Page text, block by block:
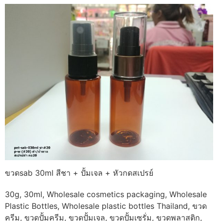
ขวดsab 30ml สีชา + ปั้มเจล + หัวกดสเปรย์
30g, 30ml, Wholesale cosmetics packaging, Wholesale
Plastic Bottles, Wholesale plastic bottles Thailand, ขวด
ครีม, ขวดปั้มครีม, ขวดปั้มเจล, ขวดปั้มเซรั่ม, ขวดพลาสติก,